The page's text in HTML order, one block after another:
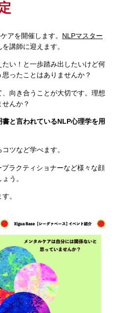
アを開催します。 NLPマスター
講師に迎えます。
い！と一歩踏み出したいけど何
ったことはありませんか？
向き合うことが大切です。理想
んか？
と言われているNLP心理学を用
ツなど学べます。
ラクティショナーなど様々な顔
う。
。